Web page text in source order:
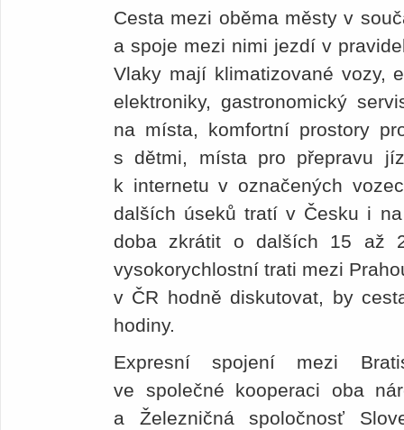
Cesta mezi oběma městy v
a spoje mezi nimi jezdí v
Vlaky mají klimatizované vozy,
elektroniky, gastronomický
na místa, komfortní prostory
s dětmi, místa pro přepravu
k internetu v označených
dalších úseků tratí v Česku i
doba zkrátit o dalších 15 až
vysokorychlostní trati mezi
v ČR hodně diskutovat, by
hodiny.
Expresní spojení mezi
ve společné kooperaci oba
a Železničná spoločnosť